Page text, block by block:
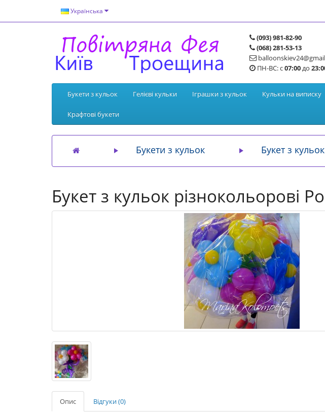
Українська
(093) 981-82-90
(068) 281-53-13
ПН-ВС: с07:00до
Букети з кульок Гелієві кульки Іграшки з кульок Кульки на виписку
Крафтові букети
Букети з кульок Букет з
Букет з кульок різнокольорові
Опис Відгуки (0)